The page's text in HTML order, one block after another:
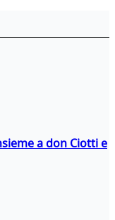
a don Ciotti e